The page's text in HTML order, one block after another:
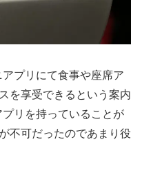
プリにて食事や座席ア
を享受できるという案内
リを持っていることが
不可だったのであまり役